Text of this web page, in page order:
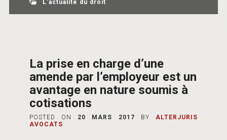
L'actualité du droit
La prise en charge d’une
amende par l’employeur est un
avantage en nature soumis à
cotisations
POSTED ON 20 MARS 2017 BY
ALTERJURIS
AVOCATS